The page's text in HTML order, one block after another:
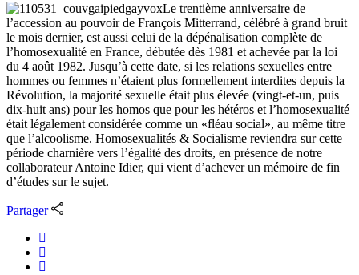
Le trentième anniversaire de
l’accession au pouvoir de François Mitterrand, célébré à grand bruit
le mois dernier, est aussi celui de la dépénalisation complète de
l’homosexualité en France, débutée dès 1981 et achevée par la loi
du 4 août 1982. Jusqu’à cette date, si les relations sexuelles entre
hommes ou femmes n’étaient plus formellement interdites depuis la
Révolution, la majorité sexuelle était plus élevée (vingt-et-un, puis
dix-huit ans) pour les homos que pour les hétéros et l’homosexualité
était légalement considérée comme un «fléau social», au même titre
que l’alcoolisme. Homosexualités & Socialisme reviendra sur cette
période charnière vers l’égalité des droits, en présence de notre
collaborateur Antoine Idier, qui vient d’achever un mémoire de fin
d’études sur le sujet.
Partager